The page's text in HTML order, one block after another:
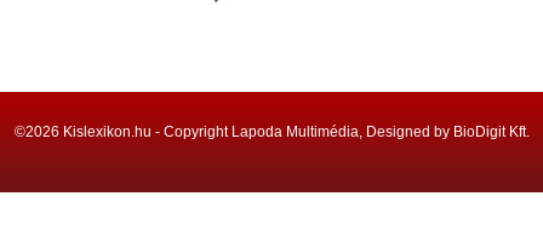
©2026 Kislexikon.hu - Copyright Lapoda Multimédia, Designed by BioDigit Kft.